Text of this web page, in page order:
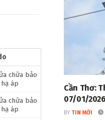
chữa bảo
áp
chữa bảo
áp
Cần Thơ:
07/01/2026
BY TIN MỚI